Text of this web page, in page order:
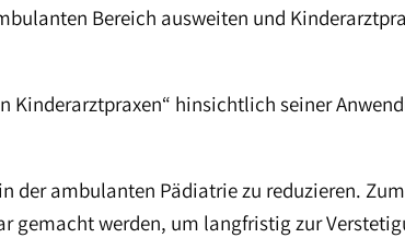
Bereich ausweiten und
Kinderarztpraxen“ hinsichtlich seiner
der ambulanten Pädiatrie zu reduzieren.
gemacht werden, um langfristig zur